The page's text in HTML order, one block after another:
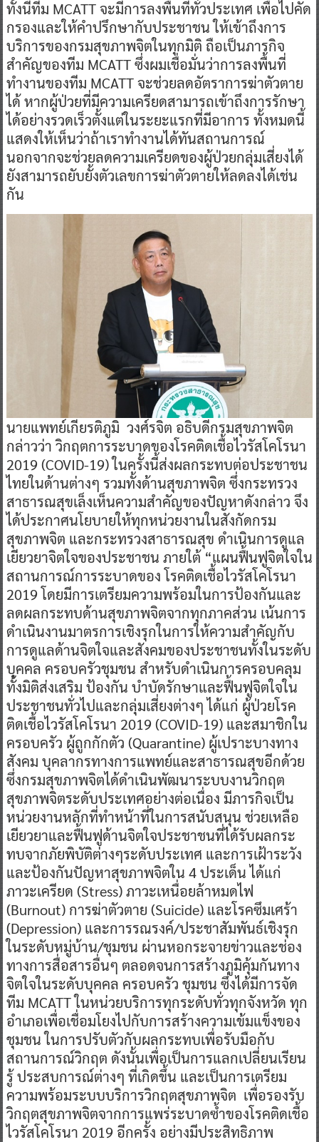
ทั้งนี้ทีม MCATT จะมีการลงพื้นที่ทั่วประเทศ เพื่อไปคัด
กรองและให้คำปรึกษากับประชาชน ให้เข้าถึงการ
บริการของกรมสุขภาพจิตในทุกมิติ ถือเป็นภารกิจ
สำคัญของทีม MCATT ซึ่งผมเชื่อมั่นว่าการลงพื้นที่
ทำงานของทีม MCATT จะช่วยลดอัตราการฆ่าตัวตาย
ได้ หากผู้ป่วยที่มีความเครียดสามารถเข้าถึงการรักษา
ได้อย่างรวดเร็วตั้งแต่ในระยะแรกที่มีอาการ ทั้งหมดนี้
แสดงให้เห็นว่าถ้าเราทำงานได้ทันสถานการณ์
นอกจากจะช่วยลดความเครียดของผู้ป่วยกลุ่มเสี่ยงได้
ยังสามารถยับยั้งตัวเลขการฆ่าตัวตายให้ลดลงได้เช่น
กัน
นายแพทย์เกียรติภูมิ วงศ์รจิต อธิบดีกรมสุขภาพจิต
กล่าวว่า วิกฤตการระบาดของโรคติดเชื้อไวรัสโคโรนา
2019 (COVID-19) ในครั้งนี้ส่งผลกระทบต่อประชาชน
ไทยในด้านต่างๆ รวมทั้งด้านสุขภาพจิต ซึ่งกระทรวง
สาธารณสุขเล็งเห็นความสำคัญของปัญหาดังกล่าว จึง
ได้ประกาศนโยบายให้ทุกหน่วยงานในสังกัดกรม
สุขภาพจิต และกระทรวงสาธารณสุข ดำเนินการดูแล
เยียวยาจิตใจของประชาชน ภายใต้ “แผนฟื้นฟูจิตใจใน
สถานการณ์การระบาดของ โรคติดเชื้อไวรัสโคโรนา
2019 โดยมีการเตรียมความพร้อมในการป้องกันและ
ลดผลกระทบด้านสุขภาพจิตจากทุกภาคส่วน เน้นการ
ดำเนินงานมาตรการเชิงรุกในการให้ความสำคัญกับ
การดูแลด้านจิตใจและสังคมของประชาชนทั้งในระดับ
บุคคล ครอบครัวชุมชน สำหรับดำเนินการครอบคลุม
ทั้งมิติส่งเสริม ป้องกัน บำบัดรักษาและฟื้นฟูจิตใจใน
ประชาชนทั่วไปและกลุ่มเสี่ยงต่างๆ ได้แก่ ผู้ป่วยโรค
ติดเชื้อไวรัสโคโรนา 2019 (COVID-19) และสมาชิกใน
ครอบครัว ผู้ถูกกักตัว (Quarantine) ผู้เปราะบางทาง
สังคม บุคลากรทางการแพทย์และสาธารณสุขอีกด้วย
ซึ่งกรมสุขภาพจิตได้ดำเนินพัฒนาระบบงานวิกฤต
สุขภาพจิตระดับประเทศอย่างต่อเนื่อง มีภารกิจเป็น
หน่วยงานหลักที่ทำหน้าที่ในการสนับสนุน ช่วยเหลือ
เยียวยาและฟื้นฟูด้านจิตใจประชาชนที่ได้รับผลกระ
ทบจากภัยพิบัติต่างๆระดับประเทศ และการเฝ้าระวัง
และป้องกันปัญหาสุขภาพจิตใน 4 ประเด็น ได้แก่
ภาวะเครียด (Stress) ภาวะเหนื่อยล้าหมดไฟ
(Burnout) การฆ่าตัวตาย (Suicide) และโรคซึมเศร้า
(Depression) และการรณรงค์/ประชาสัมพันธ์เชิงรุก
ในระดับหมู่บ้าน/ชุมชน ผ่านหอกระจายข่าวและช่อง
ทางการสื่อสารอื่นๆ ตลอดจนการสร้างภูมิคุ้มกันทาง
จิตใจในระดับบุคคล ครอบครัว ชุมชน ซึ่งได้มีการจัด
ทีม MCATT ในหน่วยบริการทุกระดับทั่วทุกจังหวัด ทุก
อำเภอเพื่อเชื่อมโยงไปกับการสร้างความเข้มแข็งของ
ชุมชน ในการปรับตัวกับผลกระทบเพื่อรับมือกับ
สถานการณ์วิกฤต ดังนั้นเพื่อเป็นการแลกเปลี่ยนเรียน
รู้ ประสบการณ์ต่างๆ ที่เกิดขึ้น และเป็นการเตรียม
ความพร้อมระบบบริการวิกฤตสุขภาพจิต เพื่อรองรับ
วิกฤตสุขภาพจิตจากการแพร่ระบาดซ้ำของโรคติดเชื้อ
ไวรัสโคโรนา 2019 อีกครั้ง อย่างมีประสิทธิภาพ